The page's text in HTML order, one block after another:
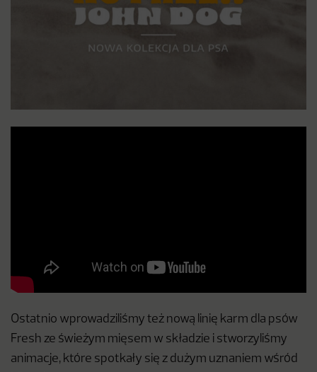
Ostatnio wprowadziliśmy też nową linię karm dla psów
Fresh ze świeżym mięsem w składzie i stworzyliśmy
animacje, które spotkały się z dużym uznaniem wśród